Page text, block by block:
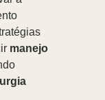
manejo